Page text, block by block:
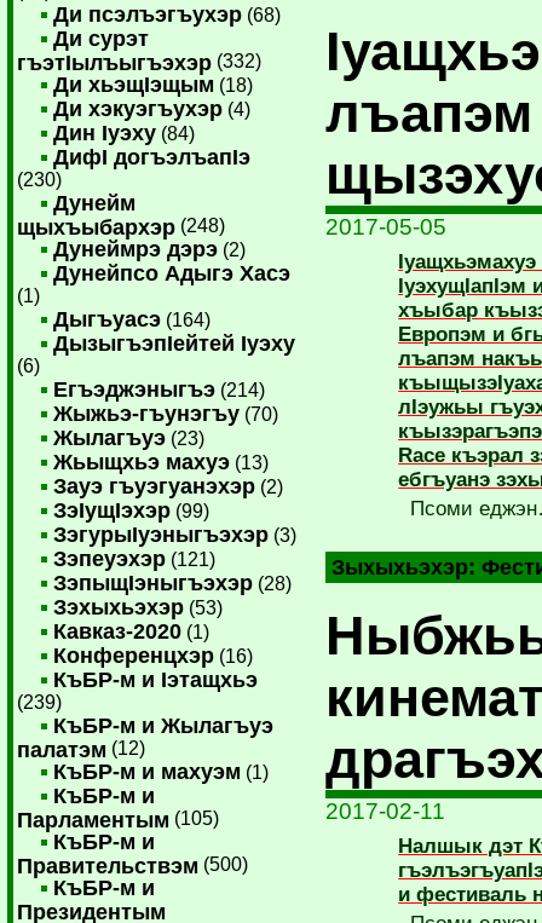
Ди псэлъэгъухэр (68)
Ди сурэт
гъэтIылъыгъэхэр (332)
Ди хьэщIэщым (18)
Ди хэкуэгъухэр (4)
Дин Iуэху (84)
ДифI догъэлъапIэ
(230)
Дунейм
щыхъыбархэр (248)
Дунеймрэ дэрэ (2)
Дунейпсо Адыгэ Хасэ
(1)
Дыгъуасэ (164)
ДызыгъэпIейтей Iуэху
(6)
Егъэджэныгъэ (214)
Жыжьэ-гъунэгъу (70)
Жылагъуэ (23)
Жьыщхьэ махуэ (13)
Зауэ гъуэгуанэхэр (2)
ЗэIущIэхэр (99)
ЗэгурыIуэныгъэхэр (3)
Зэпеуэхэр (121)
ЗэпыщIэныгъэхэр (28)
Зэхыхьэхэр (53)
Кавказ-2020 (1)
Конференцхэр (16)
КъБР-м и Iэтащхьэ
(239)
КъБР-м и Жылагъуэ
палатэм (12)
КъБР-м и махуэм (1)
КъБР-м и
Парламентым (105)
КъБР-м и
Правительствэм (500)
КъБР-м и
Президентым
лъапэм
2017-05-05
IуэхущIапIэм
хъыбар
Европэм и
лъапэм
лIэужьы
Race къэрал
ебгъуанэ
Псоми
Зыхыхьэхэр:
2017-02-11
Налшык дэт
и фестиваль